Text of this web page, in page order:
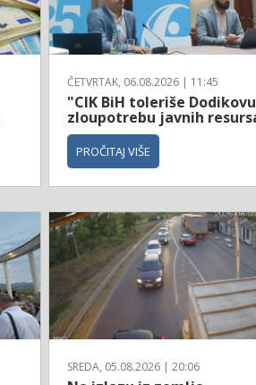
ČETVRTAK, 06.08.2026 | 11:45
"CIK BiH toleriše Dodikovu
zloupotrebu javnih
PROČITAJ VIŠE
SREDA, 05.08.2026 | 20:06